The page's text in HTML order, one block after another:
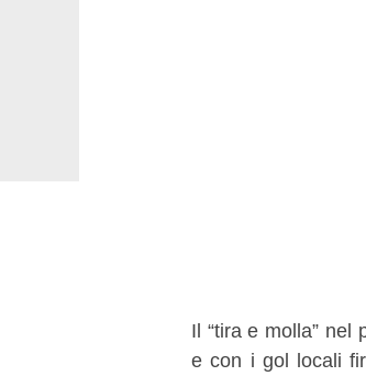
Il “tira e molla”
e con i gol locali